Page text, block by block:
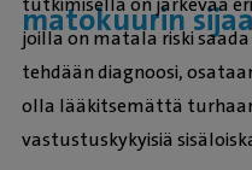
matokuurin
joilla on matala riski
tehdään diagnoosi,
olla lääkitsemättä
vastustuskykyisiä